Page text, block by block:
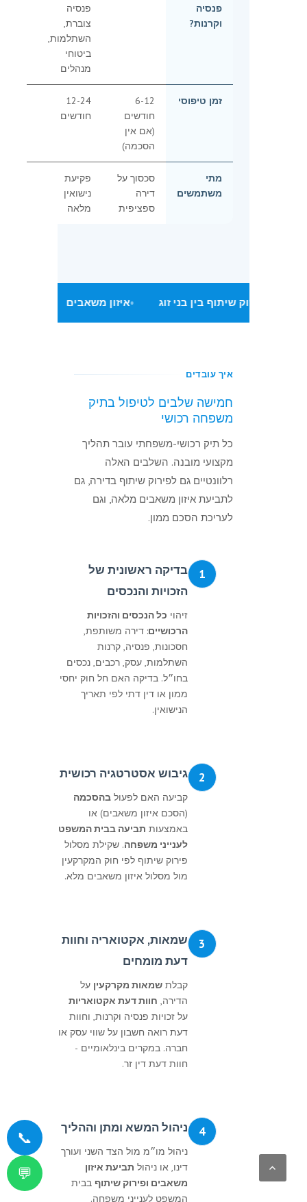
פנסיה
וקרנות?
פנסיה
צוברת,
השתלמות,
ביטוחי
מנהלים
זמן טיפוסי
6-12
חודשים
(אם אין
הסכמה)
12-24
חודשים
מתי
משתמשים
סכסוך על
דירה
ספציפית
פקיעת
נישואין
מלאה
פירוק שיתוף בין בני זוג איזון משאבים
איך עובדים
חמישה שלבים לטיפול בתיק
משפחה רכושי
כל תיק רכושי-משפחתי עובר תהליך
מקצועי מובנה. השלבים האלה
רלוונטיים גם לפירוק שיתוף בדירה, גם
לתביעת איזון משאבים מלאה, וגם
לעריכת הסכם ממון.
1
בדיקה ראשונית של
הזכויות והנכסים
זיהוי כל הנכסים והזכויות
הרכושיים: דירה משותפת,
חסכונות, פנסיה, קרנות
השתלמות, עסק, רכבים, נכסים
בחו״ל. בדיקה האם חל חוק יחסי
ממון או דין דתי לפי תאריך
הנישואין.
2 גיבוש אסטרטגיה רכושית
קביעה האם לפעול בהסכמה
(הסכם איזון משאבים) או
באמצעות תביעה בבית המשפט
לענייני משפחה. שקילת מסלול
פירוק שיתוף לפי חוק המקרקעין
מול מסלול איזון משאבים מלא.
3
שמאות, אקטואריה וחוות
דעת מומחים
קבלת שמאות מקרקעין על
הדירה, חוות דעת אקטואריות
על זכויות פנסיה וקרנות, וחוות
דעת רואה חשבון על שווי עסק או
חברה. במקרים בינלאומיים -
חוות דעת דין זר.
4 ניהול המשא ומתן וההליך
ניהול מו״מ מול הצד השני ועורך
דינו, או ניהול תביעת איזון
משאבים ופירוק שיתוף בבית
המשפט לענייני משפחה.
📞
💬